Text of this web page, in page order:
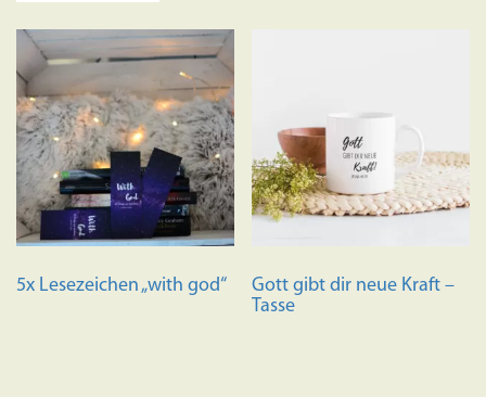
5x Lesezeichen „with god“
Gott gibt dir neue Kraft –
Tasse